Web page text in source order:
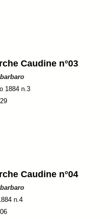
Caudine n°03
1884 n.3
Caudine n°04
n.4